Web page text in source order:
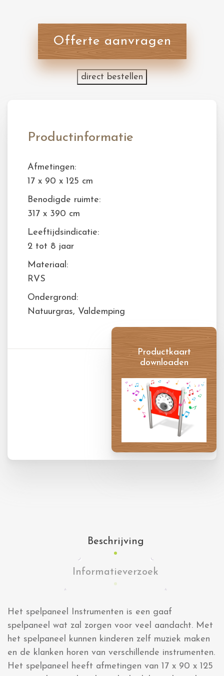
Offerte aanvragen
direct bestellen
Productinformatie
Afmetingen:
17 x 90 x 125 cm
Benodigde ruimte:
317 x 390 cm
Leeftijdsindicatie:
2 tot 8 jaar
Materiaal:
RVS
Ondergrond:
Natuurgras, Valdemping
Productkaart
downloaden
Beschrijving
Informatieverzoek
Het spelpaneel Instrumenten is een gaaf
spelpaneel wat zal zorgen voor veel aandacht. Met
het spelpaneel kunnen kinderen zelf muziek maken
en de klanken horen van verschillende instrumenten.
Het spelpaneel heeft afmetingen van 17 x 90 x 125